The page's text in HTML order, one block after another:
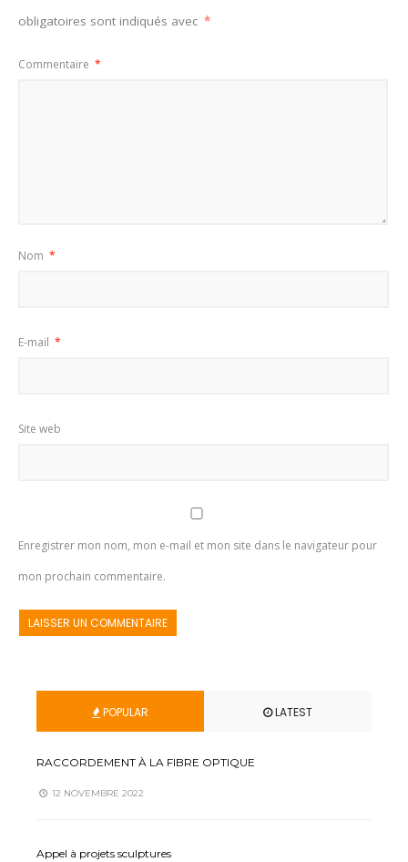
obligatoires sont indiqués avec *
Commentaire *
Nom *
E-mail *
Site web
Enregistrer mon nom, mon e-mail et mon site dans le navigateur pour
mon prochain commentaire.
POPULAR LATEST
RACCORDEMENT À LA FIBRE OPTIQUE
12 NOVEMBRE 2022
Appel à projets sculptures